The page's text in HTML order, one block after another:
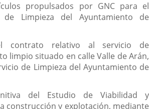
propulsados por GNC para el
de Limpieza del Ayuntamiento de
contrato relativo al servicio de
limpio situado en calle Valle de Arán,
de Limpieza del Ayuntamiento de
del Estudio de Viabilidad y
construcción y explotación, mediante